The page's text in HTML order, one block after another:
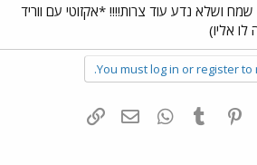
שמח ושלא נדע עוד צרות!!!! *אקזוטי עם ווריד
לו אליו)
You must log in or register to
Reddit
Pinterest
Tumblr
WhatsAppדואר אלקטרוני